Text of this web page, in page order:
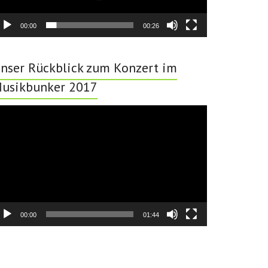
00:00 00:26
Rückblick zum Konzert im
2017
00:00 01:44